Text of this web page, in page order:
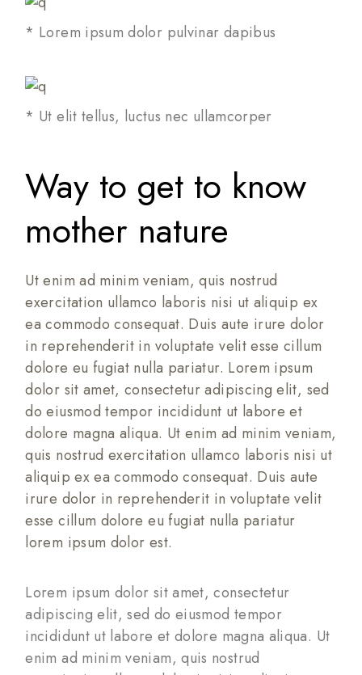
* Lorem ipsum dolor pulvinar dapibus
* Ut elit tellus, luctus nec ullamcorper
Way to get to know
mother nature
Ut enim ad minim veniam, quis nostrud
exercitation ullamco laboris nisi ut aliquip ex
ea commodo consequat. Duis aute irure dolor
in reprehenderit in voluptate velit esse cillum
dolore eu fugiat nulla pariatur. Lorem ipsum
dolor sit amet, consectetur adipiscing elit, sed
do eiusmod tempor incididunt ut labore et
dolore magna aliqua. Ut enim ad minim veniam,
quis nostrud exercitation ullamco laboris nisi ut
aliquip ex ea commodo consequat. Duis aute
irure dolor in reprehenderit in voluptate velit
esse cillum dolore eu fugiat nulla pariatur
lorem ipsum dolor est.
Lorem ipsum dolor sit amet, consectetur
adipiscing elit, sed do eiusmod tempor
incididunt ut labore et dolore magna aliqua. Ut
enim ad minim veniam, quis nostrud